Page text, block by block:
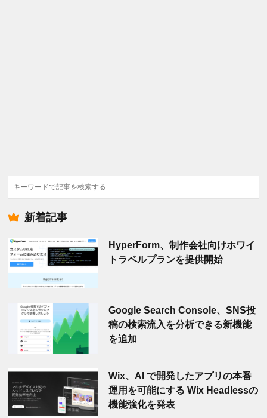
検
索
新着記事
HyperForm、制作会社向けホワイ
トラベルプランを提供開始
Google Search Console、SNS投
稿の検索流入を分析できる新機能
を追加
Wix、AI で開発したアプリの本番
運用を可能にする Wix Headlessの
機能強化を発表